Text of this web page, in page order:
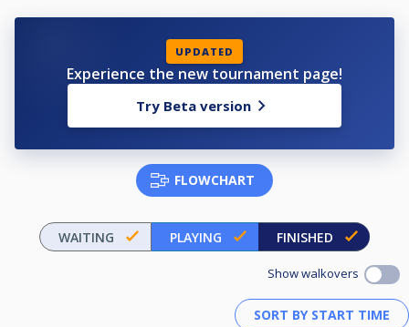
För övrig information berättigad att delta osv, se Nationella och
Grengemensamma tävlingsbestämmelserna på www.biljardforbundet.se
UPDATED
Experience the new tournament page!
Try Beta version
FLOWCHART
WAITING PLAYING FINISHED
Show walkovers